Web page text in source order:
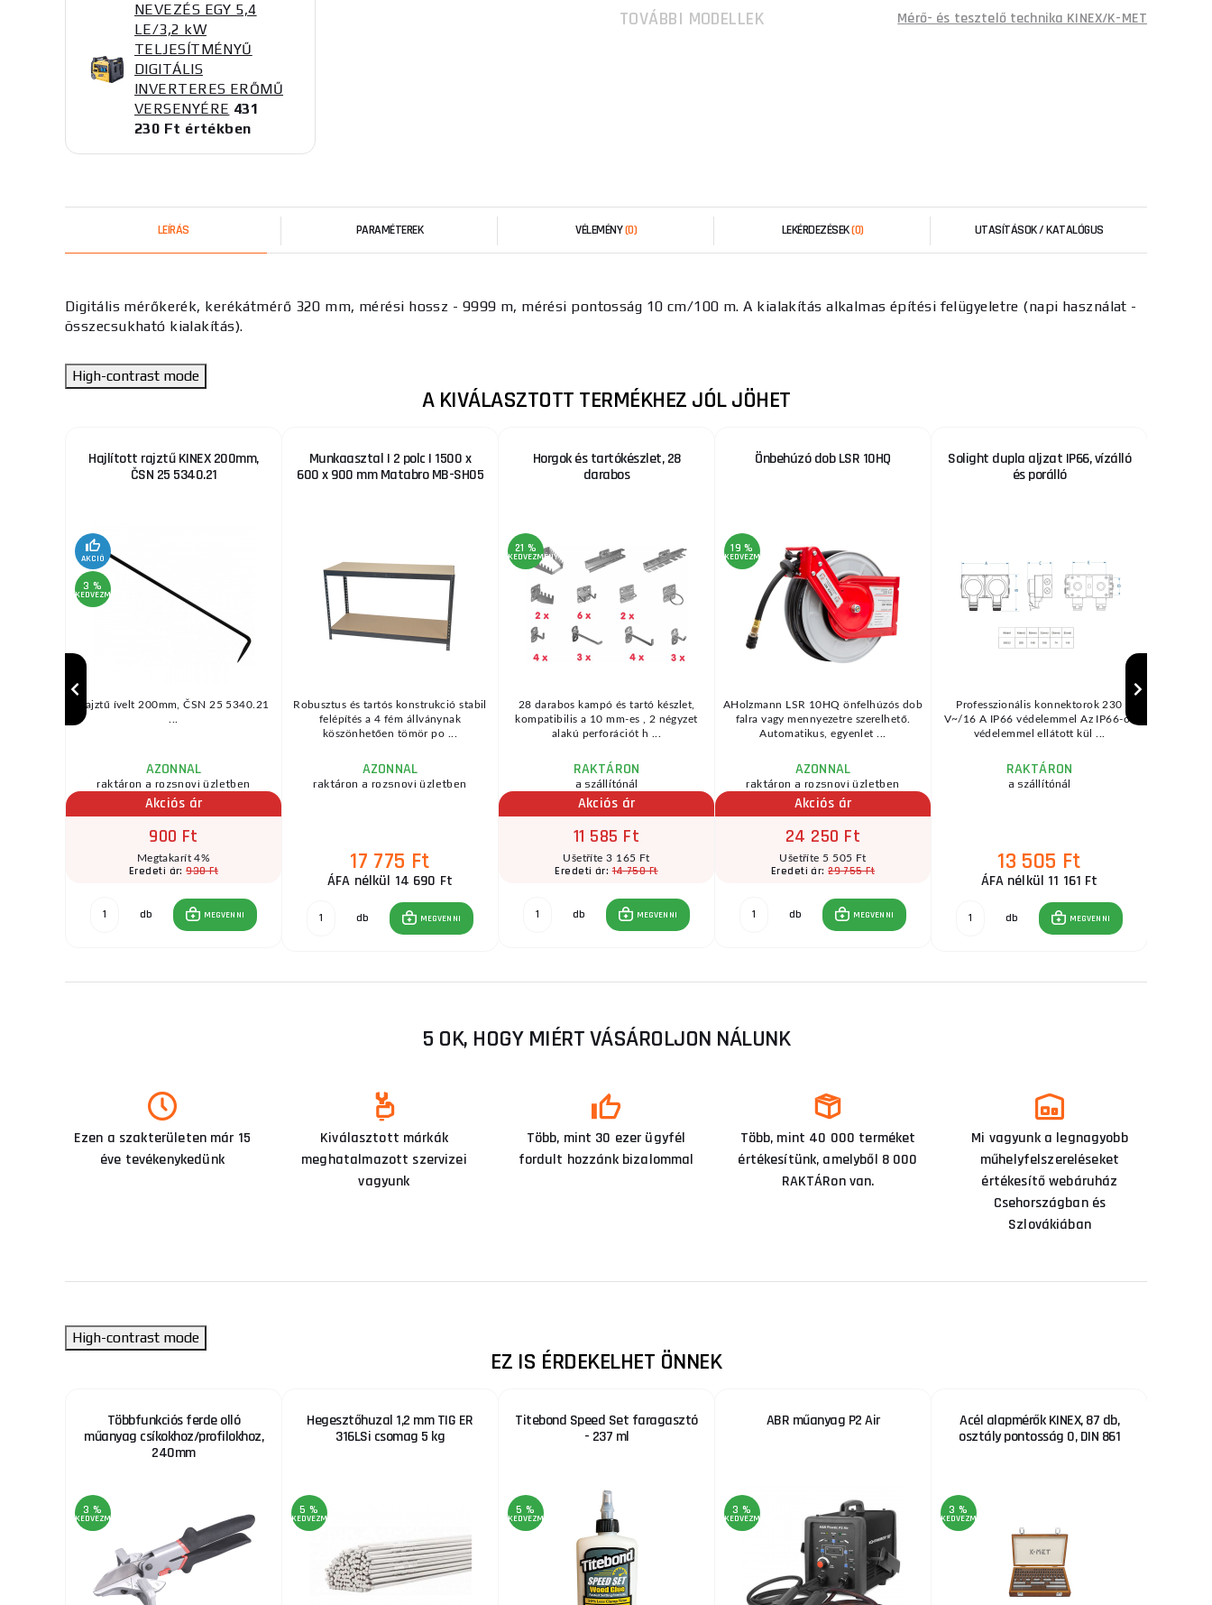
NEVEZÉS EGY 5,4
LE/3,2 kW
TELJESÍTMÉNYŰ
DIGITÁLIS
INVERTERES ERŐMŰ
VERSENYÉRE 431
230 Ft értékben
TOVÁBBI MODELLEK Mérő- és tesztelő technika KINEX/K-MET
LEÍRÁS PARAMÉTEREK VÉLEMÉNY(0) LEKÉRDEZÉSEK(0) UTASÍTÁSOK / KATALÓGUS
Digitális mérőkerék, kerékátmérő 320 mm, mérési hossz - 9999 m, mérési pontosság 10 cm/100 m. A kialakítás alkalmas építési felügyeletre (napi használat -
összecsukható kialakítás).
High-contrast mode
A KIVÁLASZTOTT TERMÉKHEZ JÓL JÖHET
Hajlított rajztű KINEX 200mm,
ČSN 25 5340.21
AKCIÓ
3 %
KEDVEZMÉNY
Rajztű ívelt 200mm, ČSN 25 5340.21
AZONNAL
raktáron a rozsnovi üzletben
Akciós ár
900 Ft
Megtakarít 4%
Eredeti ár:930 Ft
db MEGVENNI
Munkaasztal | 2 polc | 1500 x
600 x 900 mm Matabro MB-SH05
Robusztus és tartós konstrukció stabil
felépítés a 4 fém állványnak
köszönhetően tömör po ...
AZONNAL
raktáron a rozsnovi üzletben
17 775 Ft
ÁFA nélkül 14 690 Ft
db MEGVENNI
Horgok és tartókészlet, 28
darabos
21 %
KEDVEZMÉNY
28 darabos kampó és tartó készlet,
kompatibilis a 10 mm-es , 2 négyzet
alakú perforációt h ...
RAKTÁRON
a szállítónál
Akciós ár
11 585 Ft
Ušetříte 3 165 Ft
Eredeti ár:14 750 Ft
db MEGVENNI
Önbehúzó dob LSR 10HQ
19 %
KEDVEZMÉNY
AHolzmann LSR 10HQ önfelhúzós dob
falra vagy mennyezetre szerelhető.
Automatikus, egyenlet ...
AZONNAL
raktáron a rozsnovi üzletben
Akciós ár
24 250 Ft
Ušetříte 5 505 Ft
Eredeti ár:29 755 Ft
db MEGVENNI
Solight dupla aljzat IP66, vízálló
és porálló
Professzionális konnektorok 230
V~/16 A IP66 védelemmel Az IP66-os
védelemmel ellátott kül ...
RAKTÁRON
a szállítónál
13 505 Ft
ÁFA nélkül 11 161 Ft
db MEGVENNI
5 OK, HOGY MIÉRT VÁSÁROLJON NÁLUNK
Ezen a szakterületen már 15
éve tevékenykedünk
Kiválasztott márkák
meghatalmazott szervizei
vagyunk
Több, mint 30 ezer ügyfél
fordult hozzánk bizalommal
Több, mint 40 000 terméket
értékesítünk, amelyből 8 000
RAKTÁRon van.
Mi vagyunk a legnagyobb
műhelyfelszereléseket
értékesítő webáruház
Csehországban és
Szlovákiában
High-contrast mode
EZ IS ÉRDEKELHET ÖNNEK
Többfunkciós ferde olló
műanyag csíkokhoz/profilokhoz,
240mm
3 %
KEDVEZMÉNY
Hegesztőhuzal 1,2 mm TIG ER
316LSi csomag 5 kg
5 %
KEDVEZMÉNY
Titebond Speed Set faragasztó
- 237 ml
5 %
KEDVEZMÉNY
ABR műanyag P2 Air
3 %
KEDVEZMÉNY
Acél alapmérők KINEX, 87 db,
osztály pontosság 0, DIN 861
3 %
KEDVEZMÉNY